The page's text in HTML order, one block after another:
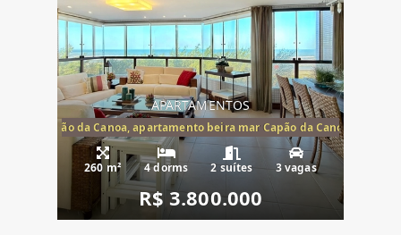
APARTAMENTOS
mar Capão da Canoa, apartamento beira mar Capão da Canoa,
260 m² 4 dorms 2 suítes 3 vagas
R$ 3.800.000